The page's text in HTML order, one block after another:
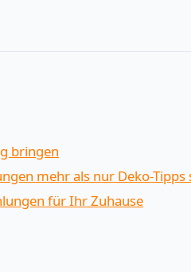
bringen
mehr als nur Deko-Tipps
für Ihr Zuhause